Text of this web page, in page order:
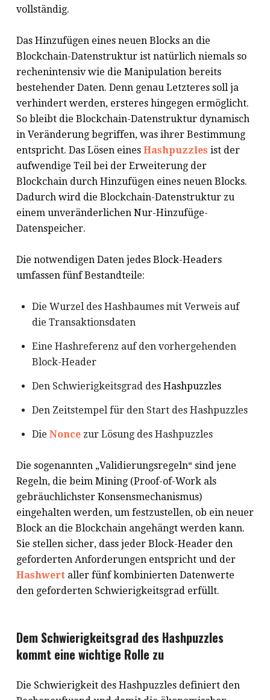
vollständig.
Das Hinzufügen eines neuen Blocks an die
Blockchain-Datenstruktur ist natürlich niemals so
rechenintensiv wie die Manipulation bereits
bestehender Daten. Denn genau Letzteres soll ja
verhindert werden, ersteres hingegen ermöglicht.
So bleibt die Blockchain-Datenstruktur dynamisch
in Veränderung begriffen, was ihrer Bestimmung
entspricht. Das Lösen eines Hashpuzzles ist der
aufwendige Teil bei der Erweiterung der
Blockchain durch Hinzufügen eines neuen Blocks.
Dadurch wird die Blockchain-Datenstruktur zu
einem unveränderlichen Nur-Hinzufüge-
Datenspeicher.
Die notwendigen Daten jedes Block-Headers
umfassen fünf Bestandteile:
Die Wurzel des Hashbaumes mit Verweis auf
die Transaktionsdaten
Eine Hashreferenz auf den vorhergehenden
Block-Header
Den Schwierigkeitsgrad desHashpuzzles
Den Zeitstempel für den Start des Hashpuzzles
Die Noncezur Lösung des Hashpuzzles
Die sogenannten „Validierungsregeln“ sind jene
Regeln, die beim Mining (Proof-of-Work als
gebräuchlichster Konsensmechanismus)
eingehalten werden, um festzustellen, ob ein neuer
Block an die Blockchain angehängt werden kann.
Sie stellen sicher, dass jeder Block-Header den
geforderten Anforderungen entspricht und der
Hashwert aller fünf kombinierten Datenwerte
den geforderten Schwierigkeitsgrad erfüllt.
Dem Schwierigkeitsgrad des Hashpuzzles
kommt eine wichtige Rolle zu
Die Schwierigkeit des Hashpuzzles definiert den